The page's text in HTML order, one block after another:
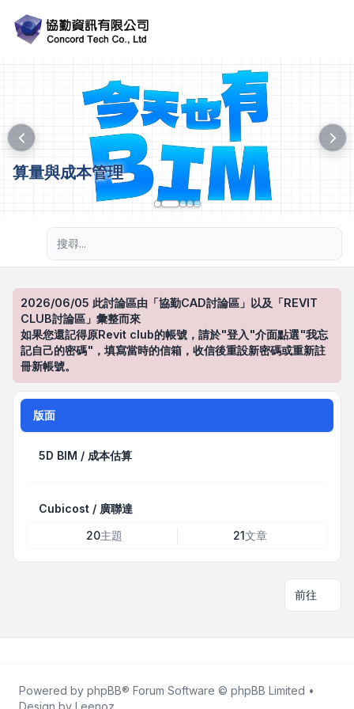
算量與成本管理
2026/06/05 此討論區由「協勤CAD討論區」以及「REVIT
CLUB討論區」彙整而來
如果您還記得原Revit club的帳號，請於"登入"介面點選"我忘
記自己的密碼"，填寫當時的信箱，收信後重設新密碼或重新註
冊新帳號。
版面
5D BIM / 成本估算
Cubicost / 廣聯達
20主題 21文章
前往
Powered by phpBB® Forum Software © phpBB Limited •
Design by Leenoz